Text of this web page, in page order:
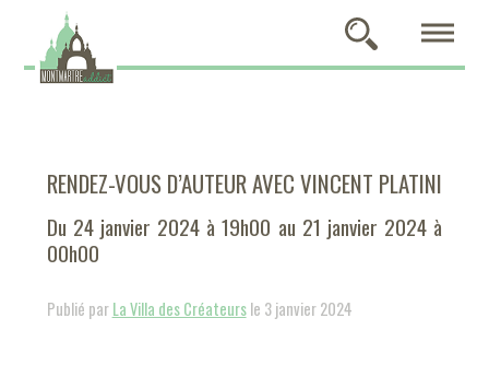
RENDEZ-VOUS D’AUTEUR AVEC VINCENT PLATINI
Du 24 janvier 2024 à 19h00 au 21 janvier 2024 à
00h00
Publié parLa Villa des Créateursle 3 janvier 2024